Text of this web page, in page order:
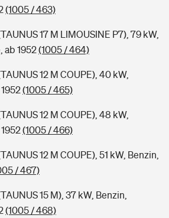
(1005 / 463)
17 M LIMOUSINE P7), 79 kW,
ab 1952(1005 / 464)
12 M COUPE), 40 kW,
(1005 / 465)
12 M COUPE), 48 kW,
(1005 / 466)
12 M COUPE), 51 kW, Benzin,
/ 467)
15 M), 37 kW, Benzin,
(1005 / 468)